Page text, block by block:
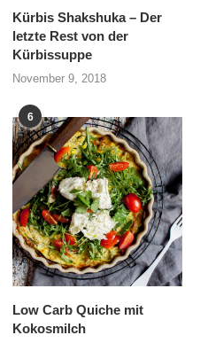
Kürbis Shakshuka – Der
letzte Rest von der
Kürbissuppe
November 9, 2018
6
Low Carb Quiche mit
Kokosmilch